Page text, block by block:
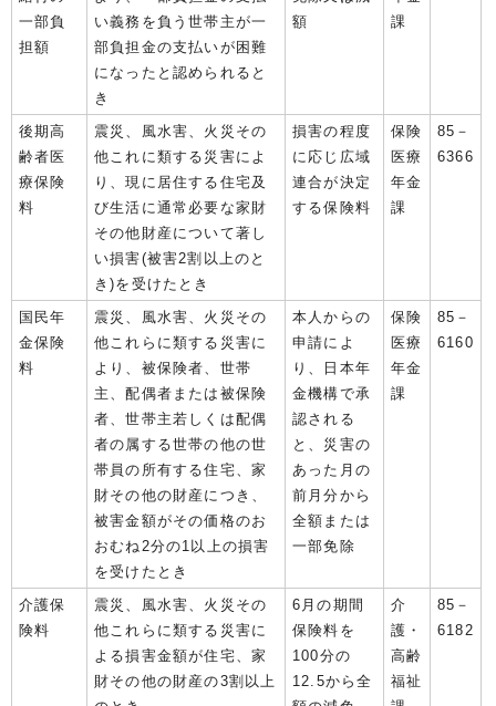
一部負
担額
い義務を負う世帯主が一
部負担金の支払いが困難
になったと認められると
き
額
課
後期高
齢者医
療保険
料
震災、風水害、火災その
他これに類する災害によ
り、現に居住する住宅及
び生活に通常必要な家財
その他財産について著し
い損害(被害2割以上のと
き)を受けたとき
損害の程度
に応じ広域
連合が決定
する保険料
保険
医療
年金
課
85－
6366
国民年
金保険
料
震災、風水害、火災その
他これらに類する災害に
より、被保険者、世帯
主、配偶者または被保険
者、世帯主若しくは配偶
者の属する世帯の他の世
帯員の所有する住宅、家
財その他の財産につき、
被害金額がその価格のお
おむね2分の1以上の損害
を受けたとき
本人からの
申請によ
り、日本年
金機構で承
認される
と、災害の
あった月の
前月分から
全額または
一部免除
保険
医療
年金
課
85－
6160
介護保
険料
震災、風水害、火災その
他これらに類する災害に
よる損害金額が住宅、家
財その他の財産の3割以上
6月の期間
保険料を
100分の
12.5から全
介
護・
高齢
福祉
85－
6182